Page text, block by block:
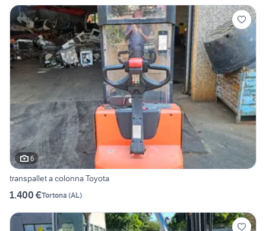
6
transpallet a colonna Toyota
1.400 €Tortona (AL)